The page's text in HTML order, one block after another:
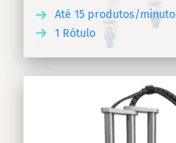
Até 15 produtos/minuto
1 Rótulo